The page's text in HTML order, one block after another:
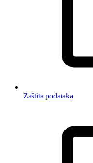
Zaštita podataka